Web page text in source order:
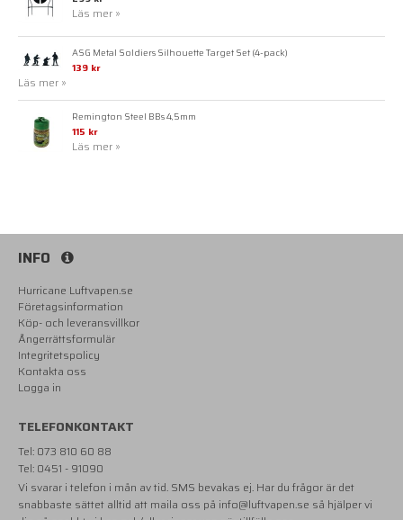
Läs mer »
ASG Metal Soldiers Silhouette Target Set (4-pack)
139 kr
Läs mer »
Remington Steel BBs 4,5mm
115 kr
Läs mer »
INFO
Hurricane Luftvapen.se
Företagsinformation
Köp- och leveransvillkor
Ångerrättsformulär
Integritetspolicy
Kontakta oss
Logga in
TELEFONKONTAKT
Tel: 073 810 60 88
Tel: 0451 - 91090
Vi svarar i telefon i mån av tid. SMS bevakas ej. Har du frågor är det
snabbaste sättet alltid att maila oss på info@luftvapen.se så hjälper vi